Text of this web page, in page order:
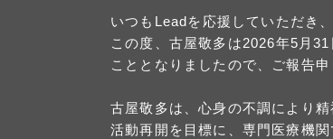
いつもLeadを応援していただき
この度、古屋敬多は2026年5月
こととなりましたので、ご報告申
古屋敬多は、心身の不調により
活動再開を目標に、専門医療機